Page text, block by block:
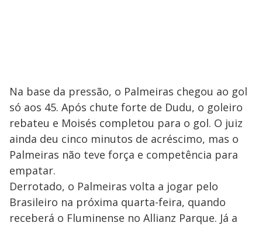
Na base da pressão, o Palmeiras chegou ao gol
só aos 45. Após chute forte de Dudu, o goleiro
rebateu e Moisés completou para o gol. O juiz
ainda deu cinco minutos de acréscimo, mas o
Palmeiras não teve força e competência para
empatar.
Derrotado, o Palmeiras volta a jogar pelo
Brasileiro na próxima quarta-feira, quando
receberá o Fluminense no Allianz Parque. Já a